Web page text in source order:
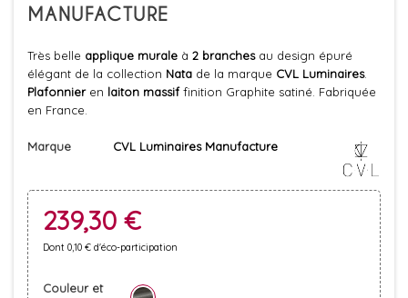
MANUFACTURE
Très belle applique murale à 2 branchesau design épuré
élégant de la collection Nata de la marque CVL Luminaires.
Plafonnier en laiton massiffinition Graphite satiné. Fabriquée
en France.
Marque CVL Luminaires Manufacture
239,30 €
Dont 0,10 € d'éco-participation
Couleur et